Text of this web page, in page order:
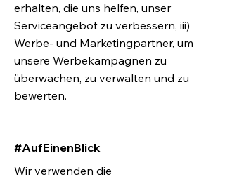
erhalten, die uns helfen, unser
Serviceangebot zu verbessern, iii)
Werbe- und Marketingpartner, um
unsere Werbekampagnen zu
überwachen, zu verwalten und zu
bewerten.
#AufEinenBlick
Wir verwenden die